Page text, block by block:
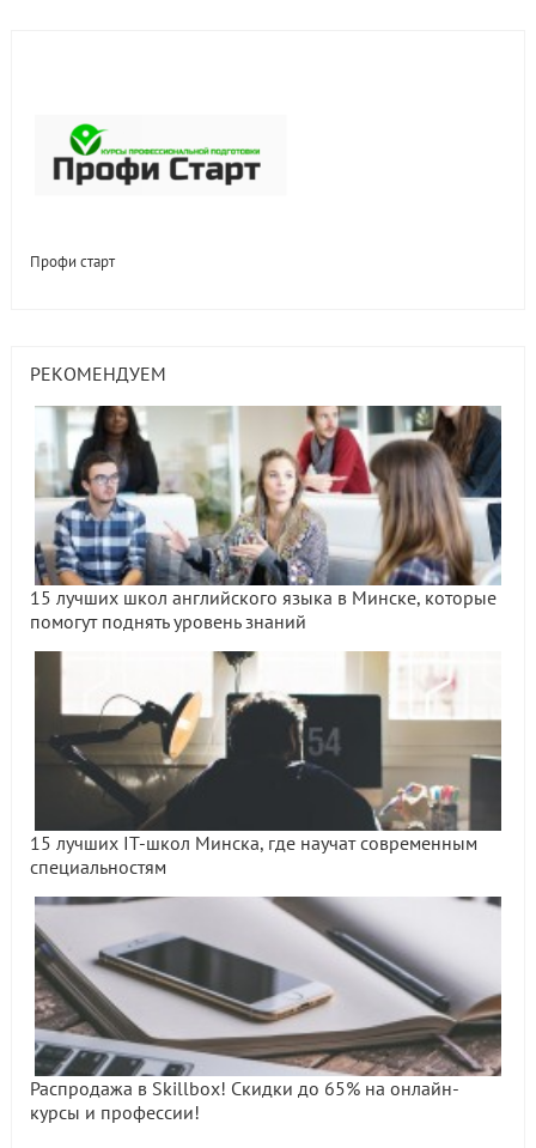
Профи старт
РЕКОМЕНДУЕМ
15 лучших школ английского языка в Минске, которые
помогут поднять уровень знаний
15 лучших IT-школ Минска, где научат современным
специальностям
Распродажа в Skillbox! Скидки до 65% на онлайн-
курсы и профессии!